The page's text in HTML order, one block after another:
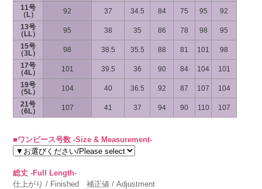
11号
（L）
92 37 34.5 84 75 95
92
13号
（LL）
95 38 35 86 78 98
95
15号
（3L）
98 38.5 35.5 88 81 101
98
17号
（4L）
101 39.5 36 90 84 104
101
19号
（5L）
104 40 36.5 92 87 107
104
21号
（6L）
107 41 37 94 90 110 107
■ワンピース号数 -Size & Measurement-
総丈 -Full Length-
仕上がり / Finished
補正値 / Adjustment